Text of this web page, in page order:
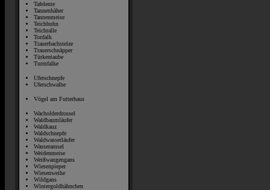
Tafelente
Tannenhäher
Tannenmeise
Teichhuhn
Teichralle
Tordalk
Trauerbachstelze
Trauerschnäpper
Türkentaube
Turmfalke
Uferschnepfe
Uferschwalbe
Vögel am Futterhaus
Wacholderdrossel
Waldbaumläufer
Waldkauz
Waldschnepfe
Waldwasserläufer
Wasseramsel
Weidenmeise
Weißwangengans
Wiesenpieper
Wiesenweihe
Wildgans
Wintergoldhähnchen